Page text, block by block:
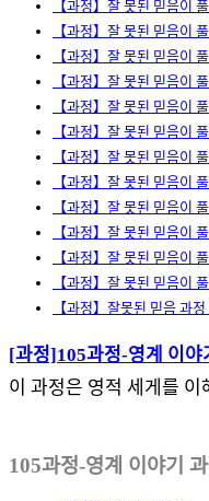
【과정】잘 못된 믿음이
【과정】잘 못된 믿음이
【과정】잘 못된 믿음이
【과정】잘 못된 믿음이
【과정】잘 못된 믿음이
【과정】잘 못된 믿음이
【과정】잘 못된 믿음이
【과정】잘 못된 믿음이
【과정】잘 못된 믿음이
【과정】잘 못된 믿음이
【과정】잘 못된 믿음이
【과정】잘 못된 믿음이
【과정】잘못된 믿음 과
[과정]105과정-영계 이야
이 과정은 영적 세게를 이
105과정-영계 이야기